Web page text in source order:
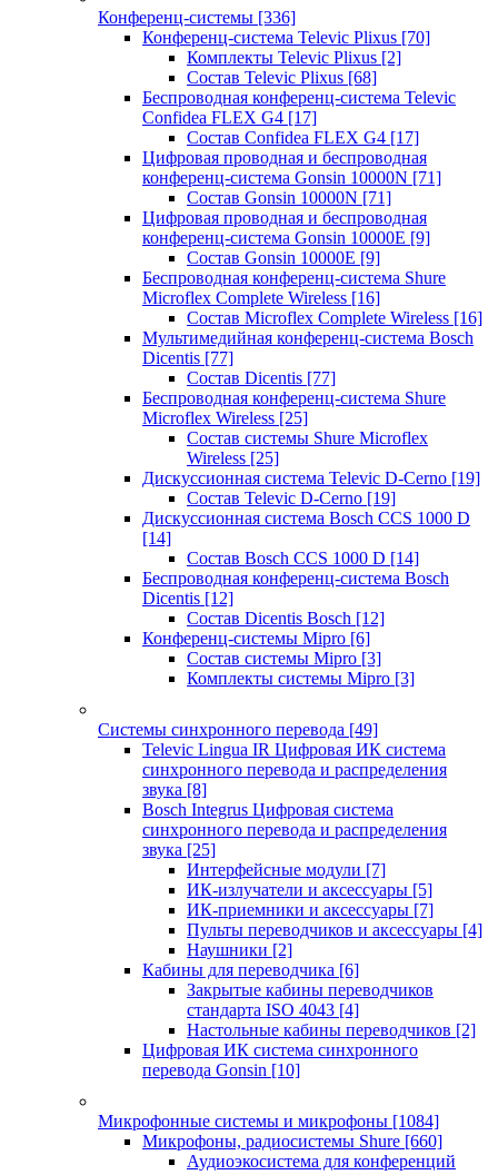
Конференц-системы [336]
Конференц-система Televic Plixus [70]
Комплекты Televic Plixus [2]
Состав Televic Plixus [68]
Беспроводная конференц-система Televic
Confidea FLEX G4 [17]
Состав Confidea FLEX G4 [17]
Цифровая проводная и беспроводная
конференц-система Gonsin 10000N [71]
Состав Gonsin 10000N [71]
Цифровая проводная и беспроводная
конференц-система Gonsin 10000E [9]
Состав Gonsin 10000E [9]
Беспроводная конференц-система Shure
Microflex Complete Wireless [16]
Состав Microflex Complete Wireless [16]
Мультимедийная конференц-система Bosch
Dicentis [77]
Состав Dicentis [77]
Беспроводная конференц-система Shure
Microflex Wireless [25]
Состав системы Shure Microflex
Wireless [25]
Дискуссионная система Televic D-Cerno [19]
Состав Televic D-Cerno [19]
Дискуссионная система Bosch CCS 1000 D
[14]
Состав Bosch CCS 1000 D [14]
Беспроводная конференц-система Bosch
Dicentis [12]
Состав Dicentis Bosch [12]
Конференц-системы Mipro [6]
Состав системы Mipro [3]
Комплекты системы Mipro [3]
Системы синхронного перевода [49]
Televic Lingua IR Цифровая ИК система
синхронного перевода и распределения
звука [8]
Bosch Integrus Цифровая система
синхронного перевода и распределения
звука [25]
Интерфейсные модули [7]
ИК-излучатели и аксессуары [5]
ИК-приемники и аксессуары [7]
Пульты переводчиков и аксессуары [4]
Наушники [2]
Кабины для переводчика [6]
Закрытые кабины переводчиков
стандарта ISO 4043 [4]
Настольные кабины переводчиков [2]
Цифровая ИК система синхронного
перевода Gonsin [10]
Микрофонные системы и микрофоны [1084]
Микрофоны, радиосистемы Shure [660]
Аудиоэкосистема для конференций